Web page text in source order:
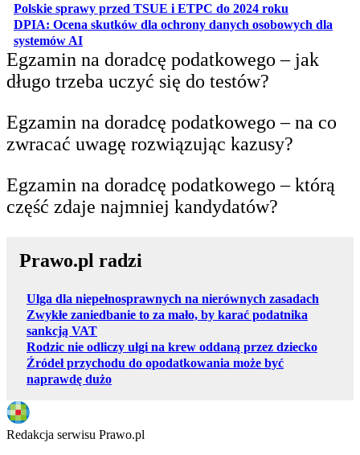
Polskie sprawy przed TSUE i ETPC do 2024 roku
DPIA: Ocena skutków dla ochrony danych osobowych dla
systemów AIotwiera się w nowej karcie
Egzamin na doradcę podatkowego – jak
długo trzeba uczyć się do testów?
Egzamin na doradcę podatkowego – na co
zwracać uwagę rozwiązując kazusy?
Egzamin na doradcę podatkowego – którą
część zdaje najmniej kandydatów?
Prawo.pl radzi
Ulga dla niepełnosprawnych na nierównych zasadach
Zwykłe zaniedbanie to za mało, by karać podatnika
sankcją VAT
Rodzic nie odliczy ulgi na krew oddaną przez dziecko
Źródeł przychodu do opodatkowania może być
naprawdę dużo
Redakcja serwisu Prawo.pl